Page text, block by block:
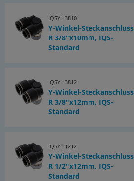
IQSYL 3810
Y-Winkel-Steckanschluss
R 3/8"x10mm, IQS-
Standard
IQSYL 3812
Y-Winkel-Steckanschluss
R 3/8"x12mm, IQS-
Standard
IQSYL 1212
Y-Winkel-Steckanschluss
R 1/2"x12mm, IQS-
Standard